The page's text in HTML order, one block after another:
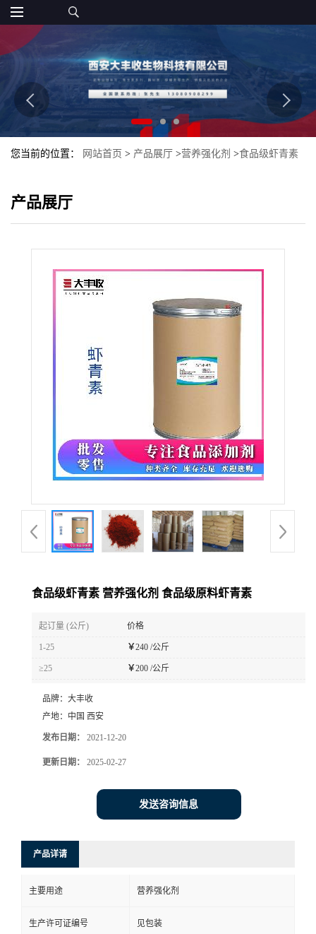
您当前的位置： 网站首页 > 产品展厅 >营养强化剂 >食品级虾青素
产品展厅
食品级虾青素 营养强化剂 食品级原料虾青素
起订量 (公斤) 价格
1-25 ￥240 /公斤
≥25 ￥200 /公斤
品牌： 大丰收
产地： 中国 西安
发布日期： 2021-12-20
更新日期： 2025-02-27
发送咨询信息
产品详请
主要用途 营养强化剂
生产许可证编号 见包装